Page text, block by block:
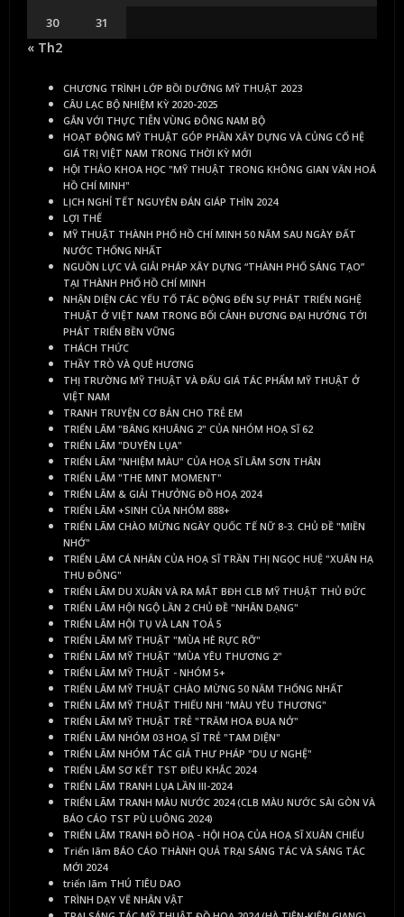
30
31
« Th2
CHƯƠNG TRÌNH LỚP BỒI DƯỠNG MỸ THUẬT 2023
CÂU LẠC BỘ NHIỆM KỲ 2020-2025
GẮN VỚI THỰC TIỄN VÙNG ĐÔNG NAM BỘ
HOẠT ĐỘNG MỸ THUẬT GÓP PHẦN XÂY DỰNG VÀ CỦNG CỐ HỆ
GIÁ TRỊ VIỆT NAM TRONG THỜI KỲ MỚI
HỘI THẢO KHOA HỌC "MỸ THUẬT TRONG KHÔNG GIAN VĂN HOÁ
HỒ CHÍ MINH"
LỊCH NGHỈ TẾT NGUYÊN ĐÁN GIÁP THÌN 2024
LỢI THẾ
MỸ THUẬT THÀNH PHỐ HỒ CHÍ MINH 50 NĂM SAU NGÀY ĐẤT
NƯỚC THỐNG NHẤT
NGUỒN LỰC VÀ GIẢI PHÁP XÂY DỰNG “THÀNH PHỐ SÁNG TẠO”
TẠI THÀNH PHỐ HỒ CHÍ MINH
NHẬN DIỆN CÁC YẾU TỐ TÁC ĐỘNG ĐẾN SỰ PHÁT TRIỂN NGHỆ
THUẬT Ở VIỆT NAM TRONG BỐI CẢNH ĐƯƠNG ĐẠI HƯỚNG TỚI
PHÁT TRIỂN BỀN VỮNG
THÁCH THỨC
THẦY TRÒ VÀ QUÊ HƯƠNG
THỊ TRƯỜNG MỸ THUẬT VÀ ĐẤU GIÁ TÁC PHẨM MỸ THUẬT Ở
VIỆT NAM
TRANH TRUYỆN CƠ BẢN CHO TRẺ EM
TRIỂN LÃM "BÂNG KHUÂNG 2" CỦA NHÓM HOẠ SĨ 62
TRIỂN LÃM "DUYÊN LỤA"
TRIỂN LÃM "NHIỆM MÀU" CỦA HOẠ SĨ LÂM SƠN THÂN
TRIỂN LÃM "THE MNT MOMENT"
TRIỂN LÃM & GIẢI THƯỞNG ĐỒ HOẠ 2024
TRIỂN LÃM +SINH CỦA NHÓM 888+
TRIỂN LÃM CHÀO MỪNG NGÀY QUỐC TẾ NỮ 8-3. CHỦ ĐỀ "MIỀN
NHỚ"
TRIỂN LÃM CÁ NHÂN CỦA HOẠ SĨ TRẦN THỊ NGỌC HUỆ "XUÂN HẠ
THU ĐÔNG"
TRIỂN LÃM DU XUÂN VÀ RA MẮT BĐH CLB MỸ THUẬT THỦ ĐỨC
TRIỂN LÃM HỘI NGỘ LẦN 2 CHỦ ĐỀ "NHÂN DẠNG"
TRIỂN LÃM HỘI TỤ VÀ LAN TOẢ 5
TRIỂN LÃM MỸ THUẬT "MÙA HÈ RỰC RỠ"
TRIỂN LÃM MỸ THUẬT "MÙA YÊU THƯƠNG 2"
TRIỂN LÃM MỸ THUẬT - NHÓM 5+
TRIỂN LÃM MỸ THUẬT CHÀO MỪNG 50 NĂM THỐNG NHẤT
TRIỂN LÃM MỸ THUẬT THIẾU NHI "MÀU YÊU THƯƠNG"
TRIỂN LÃM MỸ THUẬT TRẺ "TRĂM HOA ĐUA NỞ"
TRIỂN LÃM NHÓM 03 HOẠ SĨ TRẺ "TAM DIỆN"
TRIỂN LÃM NHÓM TÁC GIẢ THƯ PHÁP "DU Ư NGHỆ"
TRIỂN LÃM SƠ KẾT TST ĐIÊU KHẮC 2024
TRIỂN LÃM TRANH LỤA LẦN III-2024
TRIỂN LÃM TRANH MÀU NƯỚC 2024 (CLB MÀU NƯỚC SÀI GÒN VÀ
BÁO CÁO TST PÙ LUÔNG 2024)
TRIỂN LÃM TRANH ĐỒ HOẠ - HỘI HOẠ CỦA HOẠ SĨ XUÂN CHIỂU
Triển lãm BÁO CÁO THÀNH QUẢ TRẠI SÁNG TÁC VÀ SÁNG TÁC
MỚI 2024
triển lãm THÚ TIÊU DAO
TRÌNH DẠY VẼ NHÂN VẬT